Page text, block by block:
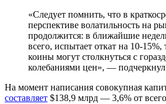
«Следует помнить, что в
перспективе волатильность на
продолжится: в ближайшие
всего, испытает откат на 10-15%,
коины могут столкнуться с
колебаниями цен», — подчеркнул
На момент написания совокупная
составляет $138,9 млрд — 3,6% от